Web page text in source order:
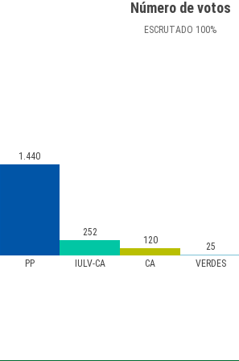
Número de votos
ESCRUTADO 100%
PP IULV-CA CA VERDES
1.440
252
120
25